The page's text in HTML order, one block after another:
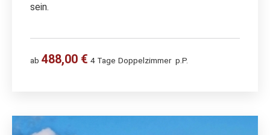
sein.
ab 488,00 € 4 Tage Doppelzimmer p.P.